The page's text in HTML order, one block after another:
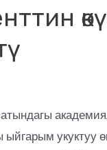
укуктуу